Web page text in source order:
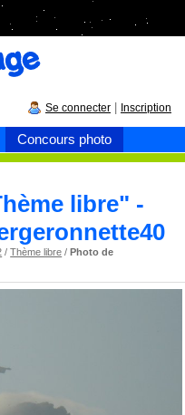
Concours photo
Se connecter Inscription
libre" -
/Thème libre /Photo de